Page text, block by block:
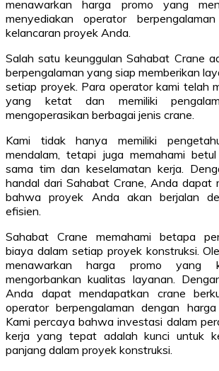
menawarkan harga promo yang
menyediakan operator
kelancaran proyek Anda.
Salah satu keunggulan Sahabat Crane
berpengalaman yang siap memberikan
setiap proyek. Para operator kami telah
yang ketat dan memiliki
mengoperasikan berbagai jenis crane.
Kami tidak hanya memiliki
mendalam, tetapi juga memahami
sama tim dan keselamatan kerja.
handal dari Sahabat Crane, Anda dapat
bahwa proyek Anda akan berjalan
efisien.
Sahabat Crane memahami betapa
biaya dalam setiap proyek konstruksi.
menawarkan harga promo yang
mengorbankan kualitas layanan.
Anda dapat mendapatkan crane
operator berpengalaman dengan
Kami percaya bahwa investasi dalam
kerja yang tepat adalah kunci untuk
panjang dalam proyek konstruksi.